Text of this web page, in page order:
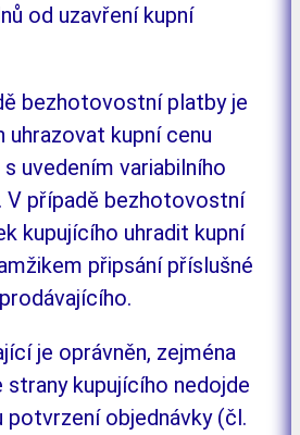
od uzavření kupní
bezhotovostní platby je
uhrazovat kupní cenu
uvedením variabilního
V případě bezhotovostní
kupujícího uhradit kupní
připsání příslušné
je oprávněn, zejména
strany kupujícího nedojde
potvrzení objednávky (čl.